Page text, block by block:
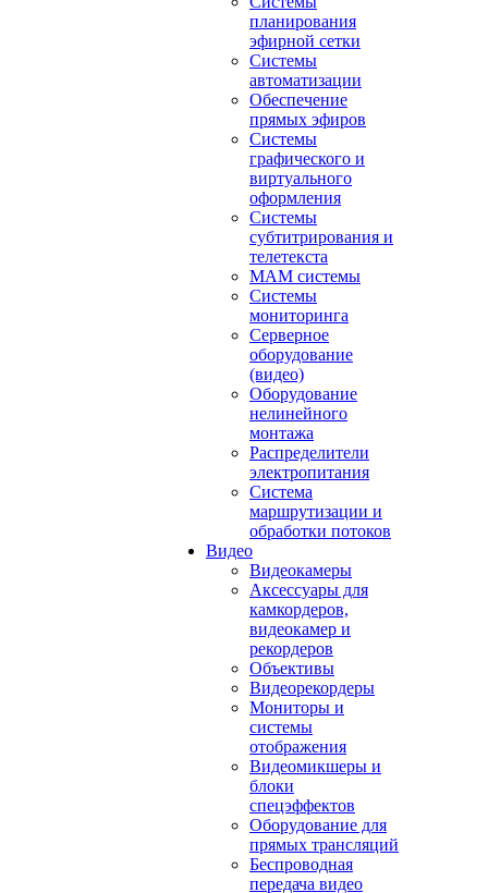
планирования
эфирной сетки
Системы
автоматизации
Обеспечение
прямых эфиров
Системы
графического и
виртуального
оформления
Системы
субтитрирования и
телетекста
MAM системы
Системы
мониторинга
Серверное
оборудование
(видео)
Оборудование
нелинейного
монтажа
Распределители
электропитания
Система
маршрутизации и
обработки потоков
Видео
Видеокамеры
Аксессуары для
камкордеров,
видеокамер и
рекордеров
Объективы
Видеорекордеры
Мониторы и
системы
отображения
Видеомикшеры и
блоки
спецэффектов
Оборудование для
прямых трансляций
Беспроводная
передача видео